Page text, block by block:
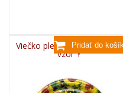
Viečko plechové TWIST 82 -
vzor Y